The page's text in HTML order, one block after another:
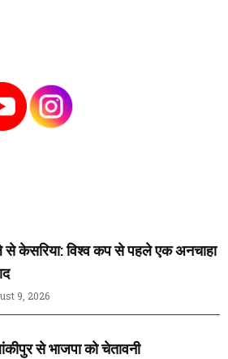
से केसरिया: विश्व कप से पहले एक अनचाहा
9, 2026
से भाजपा को चेतावनी